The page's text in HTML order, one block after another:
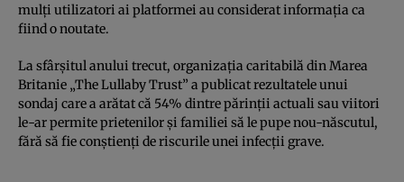
mulți utilizatori ai platformei au considerat informația ca
fiind o noutate.
La sfârșitul anului trecut, organizația caritabilă din Marea
Britanie „The Lullaby Trust” a publicat rezultatele unui
sondaj care a arătat că 54% dintre părinții actuali sau viitori
le-ar permite prietenilor și familiei să le pupe nou-născutul,
fără să fie conștienți de riscurile unei infecții grave.